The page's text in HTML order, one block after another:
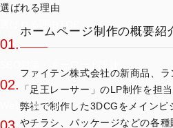
選ばれる理由
選ばれる理由TOP
01.
02.
Webデザイン
ホームページ制作の概要紹
ファイテン株式会社の新商品、
「足王レーサー」のLP制作を担
弊社で制作した3DCGをメインビ
やチラシ、パッケージなどの各